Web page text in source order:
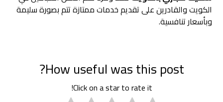
الكويت والقادرين على تقديم خدمات ممتازة تتم بصورة سليمة
وبأسعار تنافسية.
How useful was this post?
Click on a star to rate it!